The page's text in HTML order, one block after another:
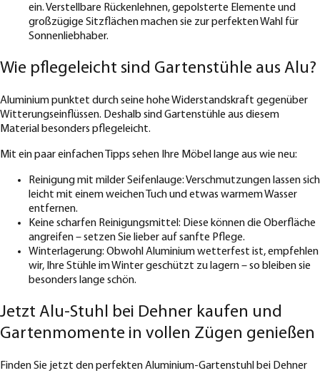
ein. Verstellbare Rückenlehnen, gepolsterte Elemente und
großzügige Sitzflächen machen sie zur perfekten Wahl für
Sonnenliebhaber.
Wie pflegeleicht sind Gartenstühle aus Alu?
Aluminium punktet durch seine hohe Widerstandskraft gegenüber
Witterungseinflüssen. Deshalb sind Gartenstühle aus diesem
Material besonders pflegeleicht.
Mit ein paar einfachen Tipps sehen Ihre Möbel lange aus wie neu:
Reinigung mit milder Seifenlauge: Verschmutzungen lassen sich
leicht mit einem weichen Tuch und etwas warmem Wasser
entfernen.
Keine scharfen Reinigungsmittel: Diese können die Oberfläche
angreifen – setzen Sie lieber auf sanfte Pflege.
Winterlagerung: Obwohl Aluminium wetterfest ist, empfehlen
wir, Ihre Stühle im Winter geschützt zu lagern – so bleiben sie
besonders lange schön.
Jetzt Alu-Stuhl bei Dehner kaufen und
Gartenmomente in vollen Zügen genießen
Finden Sie jetzt den perfekten Aluminium-Gartenstuhl bei Dehner